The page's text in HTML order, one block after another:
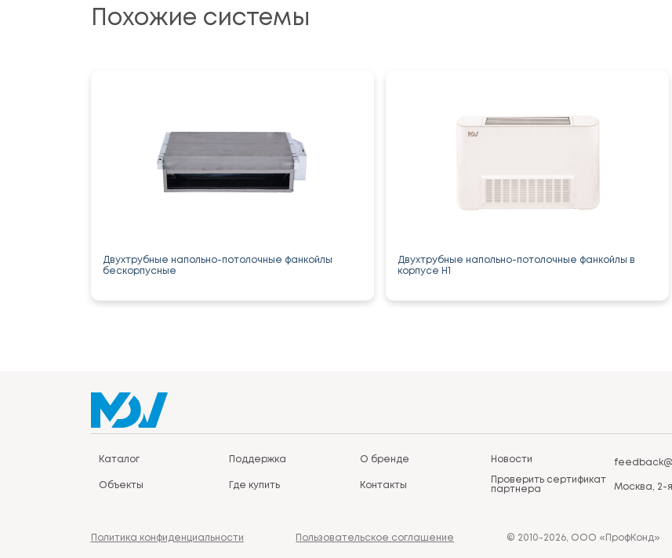
Похожие системы
Двухтрубные напольно-потолочные фанкойлы
бескорпусные
Двухтрубные напольно-потолочные фанкойлы в
корпусе H1
Каталог Поддержка О бренде Новости
Объекты Где купить Контакты
Проверить сертификат
партнера
Москва, 2-
Политика конфиденциальности Пользовательское соглашение © 2010-2026, ООО «ПрофКонд»